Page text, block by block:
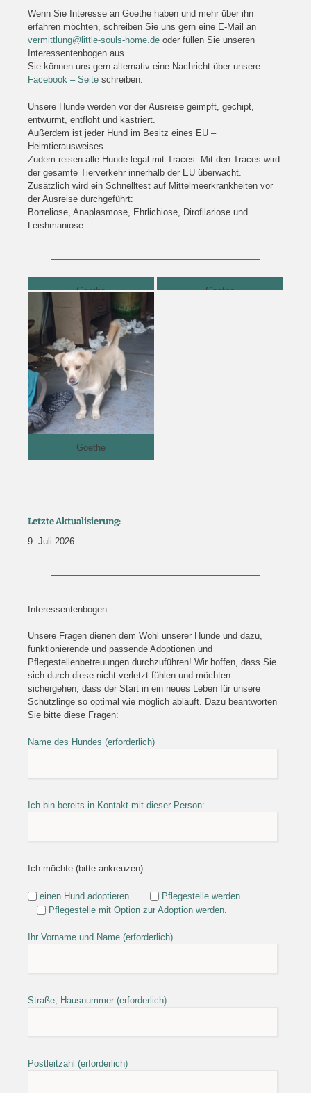
Wenn Sie Interesse an Goethe haben und mehr über ihn
erfahren möchten, schreiben Sie uns gern eine E-Mail an
vermittlung@little-souls-home.de oder füllen Sie unseren
Interessentenbogen aus.
Sie können uns gern alternativ eine Nachricht über unsere
Facebook – Seite schreiben.
Unsere Hunde werden vor der Ausreise geimpft, gechipt,
entwurmt, entfloht und kastriert.
Außerdem ist jeder Hund im Besitz eines EU –
Heimtierausweises.
Zudem reisen alle Hunde legal mit Traces. Mit den Traces wird
der gesamte Tierverkehr innerhalb der EU überwacht.
Zusätzlich wird ein Schnelltest auf Mittelmeerkrankheiten vor
der Ausreise durchgeführt:
Borreliose, Anaplasmose, Ehrlichiose, Dirofilariose und
Leishmaniose.
Goethe Goethe
Goethe
Letzte Aktualisierung:
9. Juli 2026
Interessentenbogen
Unsere Fragen dienen dem Wohl unserer Hunde und dazu,
funktionierende und passende Adoptionen und
Pflegestellenbetreuungen durchzuführen! Wir hoffen, dass Sie
sich durch diese nicht verletzt fühlen und möchten
sichergehen, dass der Start in ein neues Leben für unsere
Schützlinge so optimal wie möglich abläuft. Dazu beantworten
Sie bitte diese Fragen:
Name des Hundes (erforderlich)
Ich bin bereits in Kontakt mit dieser Person:
Ich möchte (bitte ankreuzen):
einen Hund adoptieren.
Pflegestelle werden.
Pflegestelle mit Option zur Adoption werden.
Ihr Vorname und Name (erforderlich)
Straße, Hausnummer (erforderlich)
Postleitzahl (erforderlich)